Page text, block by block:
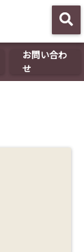
お問い合わ
せ